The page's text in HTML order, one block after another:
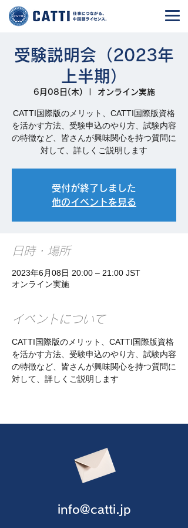
受験説明会（2023年
上半期）
6月08日(木) オンライン実施
CATTI国際版のメリット、CATTI国際版資格
を活かす方法、受験申込のやり方、試験内容
の特徴など、皆さんが興味関心を持つ質問に
対して、詳しくご説明します
受付が終了しました
他のイベントを見る
日時・場所
2023年6月08日 20:00 – 21:00 JST
オンライン実施
イベントについて
CATTI国際版のメリット、CATTI国際版資格
を活かす方法、受験申込のやり方、試験内容
の特徴など、皆さんが興味関心を持つ質問に
対して、詳しくご説明します
info@catti.jp